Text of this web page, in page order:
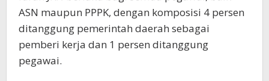
ASN maupun PPPK, dengan komposisi 4 persen
ditanggung pemerintah daerah sebagai
pemberi kerja dan 1 persen ditanggung
pegawai.